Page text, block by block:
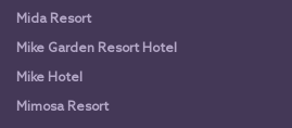
Mida Resort
Mike Garden Resort Hotel
Mike Hotel
Mimosa Resort